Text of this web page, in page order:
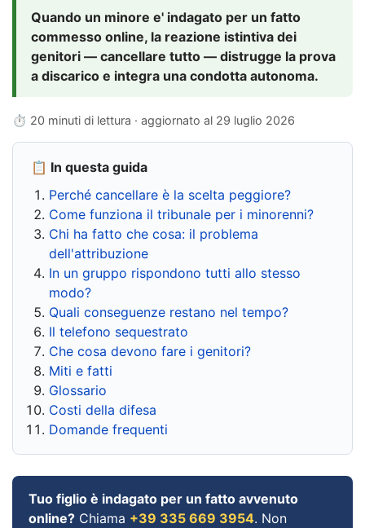
Quando un minore e' indagato per un fatto
commesso online, la reazione istintiva dei
genitori — cancellare tutto — distrugge la prova
a discarico e integra una condotta autonoma.
⏱ 20 minuti di lettura · aggiornato al 29 luglio 2026
📋 In questa guida
Perché cancellare è la scelta peggiore?
Come funziona il tribunale per i minorenni?
Chi ha fatto che cosa: il problema
dell'attribuzione
In un gruppo rispondono tutti allo stesso
modo?
Quali conseguenze restano nel tempo?
Il telefono sequestrato
Che cosa devono fare i genitori?
Miti e fatti
Glossario
Costi della difesa
Domande frequenti
Tuo figlio è indagato per un fatto avvenuto
online? Chiama +39 335 669 3954. Non